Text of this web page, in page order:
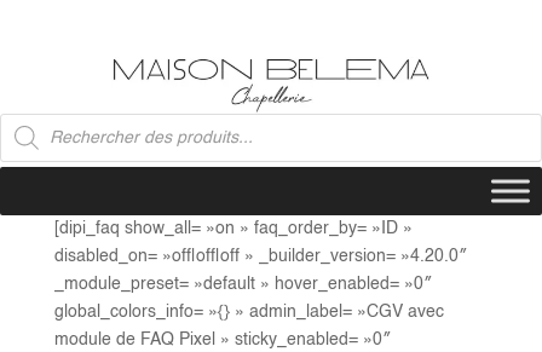
Recherche
de
produits
[dipi_faq show_all= »on » faq_order_by= »ID »
disabled_on= »off|off|off » _builder_version= »4.20.0″
_module_preset= »default » hover_enabled= »0″
global_colors_info= »{} » admin_label= »CGV avec
module de FAQ Pixel » sticky_enabled= »0″